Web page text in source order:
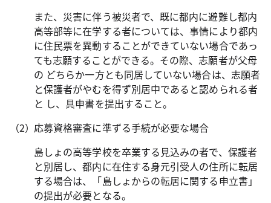
また、災害に伴う被災者で、既に都内に避難し都内
高等部等に在学する者については、事情により都内
に住民票を異動することができていない場合であっ
ても志願することができる。その際、志願者が父母
の どちらか一方とも同居していない場合は、志願者
と保護者がやむを得ず別居中であると認められる者
と し、具申書を提出すること。
応募資格審査に準ずる手続が必要な場合
島しょの高等学校を卒業する見込みの者で、保護者
と別居し、都内に在住する身元引受人の住所に転居
する場合は、「島しょからの転居に関する申立書」
の提出が必要となる。